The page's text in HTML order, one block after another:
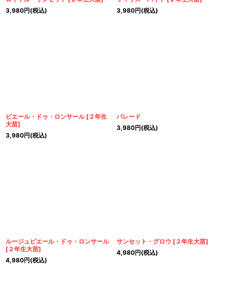
3,980円(税込)
3,980円(税込)
ピエール・ドゥ・ロンサール [ ２年生
大苗]
3,980円(税込)
パレード
3,980円(税込)
ルージュピエール・ドゥ・ロンサール
[ ２年生大苗]
4,980円(税込)
サンセット・グロウ [ ２年生大苗]
4,980円(税込)